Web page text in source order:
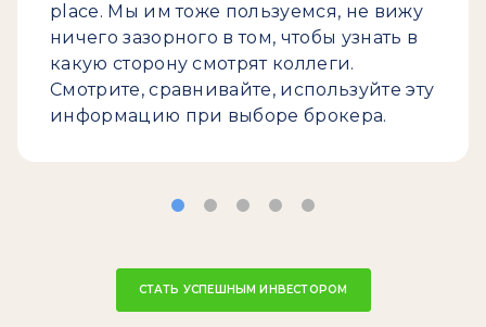
place. Мы им тоже пользуемся, не вижу
ничего зазорного в том, чтобы узнать в
какую сторону смотрят коллеги.
Смотрите, сравнивайте, используйте эту
информацию при выборе брокера.
СТАТЬ УСПЕШНЫМ ИНВЕСТОРОМ